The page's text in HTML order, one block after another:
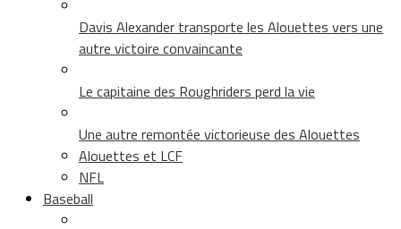
Davis Alexander transporte les Alouettes vers une
autre victoire convaincante
Le capitaine des Roughriders perd la vie
Une autre remontée victorieuse des Alouettes
Alouettes et LCF
NFL
Baseball